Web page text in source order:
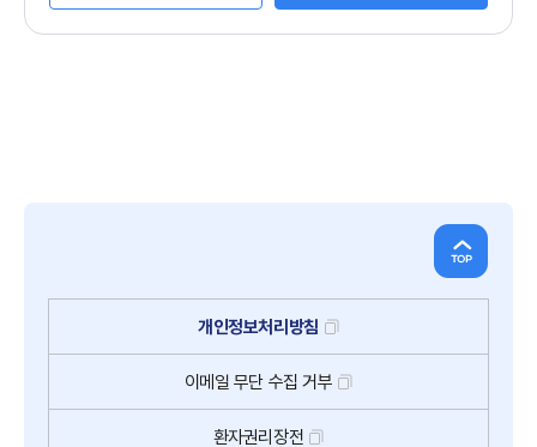
개인정보처리방침
이메일 무단 수집 거부
환자권리장전